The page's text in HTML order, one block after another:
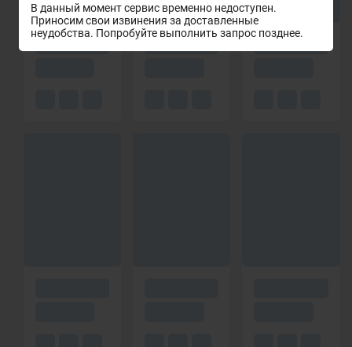
В данный момент сервис временно недоступен.
Приносим свои извинения за доставленные
неудобства. Попробуйте выполнить запрос позднее.